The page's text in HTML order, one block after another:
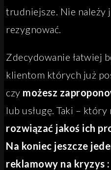
trudniejsze. Nie należy
rezygnować.
Zdecydowanie łatwiej
klientom których już
czy możesz
lub usługę. Taki –
rozwiązać jakoś ich
Na koniec jeszcze
reklamowy na kryzys :